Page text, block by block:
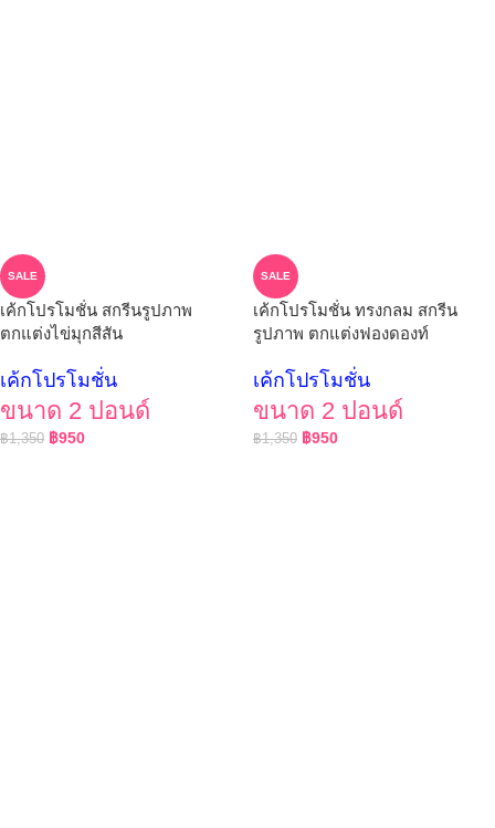
SALE
เค้กโปรโมชั่น สกรีนรูปภาพ
ตกแต่งไข่มุกสีสัน
เค้กโปรโมชั่น
ขนาด 2 ปอนด์
฿1,350 ฿950
SALE
เค้กโปรโมชั่น ทรงกลม สกรีน
รูปภาพ ตกแต่งฟองดองท์
เค้กโปรโมชั่น
ขนาด 2 ปอนด์
฿1,350 ฿950